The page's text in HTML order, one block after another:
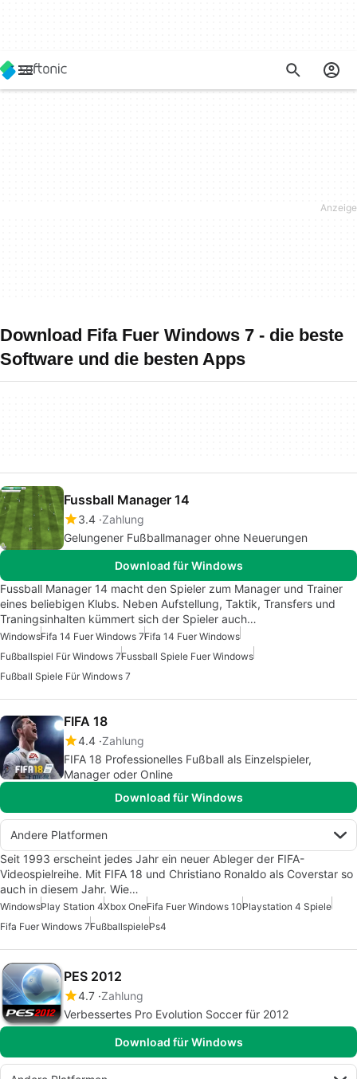
Download Fifa Fuer Windows 7 - die beste
Software und die besten Apps
Fussball Manager 14
3.4 Zahlung
Gelungener Fußballmanager ohne Neuerungen
Download für Windows
Fussball Manager 14 macht den Spieler zum Manager und Trainer
eines beliebigen Klubs. Neben Aufstellung, Taktik, Transfers und
Traningsinhalten kümmert sich der Spieler auch…
WindowsFifa 14 Fuer Windows 7Fifa 14 Fuer Windows
Fußballspiel Für Windows 7Fussball Spiele Fuer Windows
Fußball Spiele Für Windows 7
FIFA 18
4.4 Zahlung
FIFA 18 Professionelles Fußball als Einzelspieler,
Manager oder Online
Download für Windows
Andere Platformen
Seit 1993 erscheint jedes Jahr ein neuer Ableger der FIFA-
Videospielreihe. Mit FIFA 18 und Christiano Ronaldo als Coverstar so
auch in diesem Jahr. Wie…
WindowsPlay Station 4Xbox OneFifa Fuer Windows 10Playstation 4 Spiele
Fifa Fuer Windows 7FußballspielePs4
PES 2012
4.7 Zahlung
Verbessertes Pro Evolution Soccer für 2012
Download für Windows